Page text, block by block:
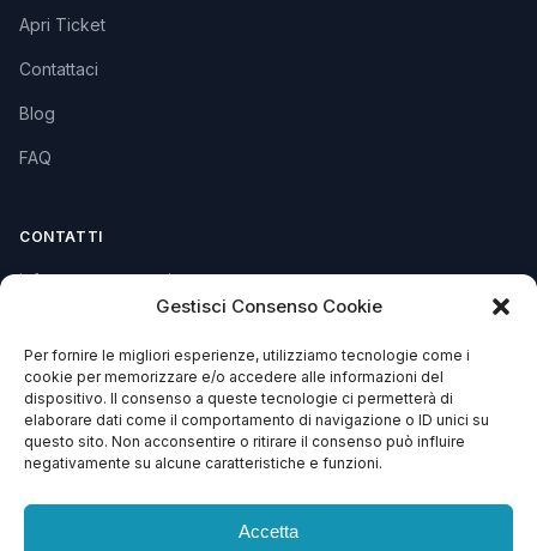
Gestisci Consenso Cookie
Per fornire le migliori esperienze, utilizziamo tecnologie come i
cookie per memorizzare e/o accedere alle informazioni del
dispositivo. Il consenso a queste tecnologie ci permetterà di
elaborare dati come il comportamento di navigazione o ID unici su
questo sito. Non acconsentire o ritirare il consenso può influire
negativamente su alcune caratteristiche e funzioni.
Accetta
Apri Ticket
Contattaci
Blog
FAQ
CONTATTI
info@soccorsowp.it
PEC: gtechgroup@pec.it
Privacy Policy
Cookie Policy
Termini e Condizioni